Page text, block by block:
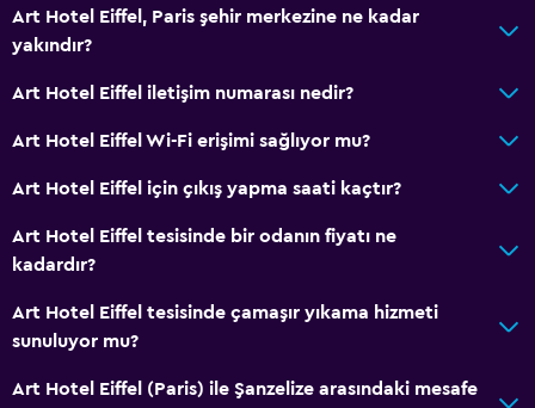
Kahve makinesi
Otomat (içecek)
Otomat (atıştırmalık)
Aile odaları
Ahşap veya parke yer döşemesi
Kent simgesi manzarası
Telefon
Halı kaplı
Şehir manzaralı
Art Hotel Eiffel, Paris şehir merkezine ne kadar
yakındır?
Art Hotel Eiffel iletişim numarası nedir?
Art Hotel Eiffel Wi-Fi erişimi sağlıyor mu?
Art Hotel Eiffel için çıkış yapma saati kaçtır?
Art Hotel Eiffel tesisinde bir odanın fiyatı ne
kadardır?
Art Hotel Eiffel tesisinde çamaşır yıkama hizmeti
sunuluyor mu?
Art Hotel Eiffel (Paris) ile Şanzelize arasındaki mesafe